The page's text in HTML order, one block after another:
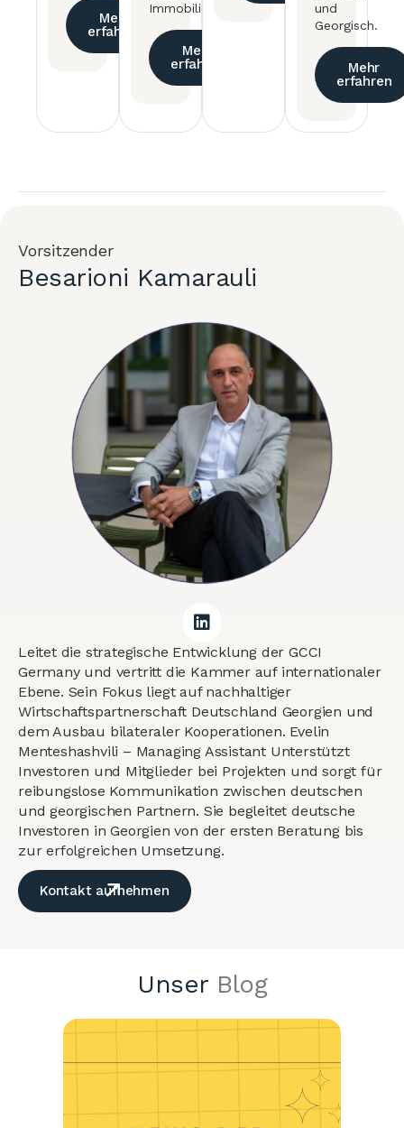
Mehr
erfahren
Immobilienbewertung.
Mehr
erfahren
und
Georgisch.
Mehr
erfahren
Vorsitzender
Besarioni Kamarauli
Leitet die strategische Entwicklung der GCCI
Germany und vertritt die Kammer auf internationaler
Ebene. Sein Fokus liegt auf nachhaltiger
Wirtschaftspartnerschaft Deutschland Georgien und
dem Ausbau bilateraler Kooperationen. Evelin
Menteshashvili – Managing Assistant Unterstützt
Investoren und Mitglieder bei Projekten und sorgt für
reibungslose Kommunikation zwischen deutschen
und georgischen Partnern. Sie begleitet deutsche
Investoren in Georgien von der ersten Beratung bis
zur erfolgreichen Umsetzung.
Kontakt aufnehmen
UnserBlog